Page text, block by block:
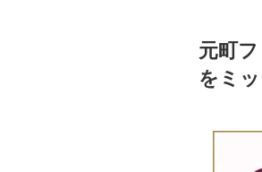
元町
をミ